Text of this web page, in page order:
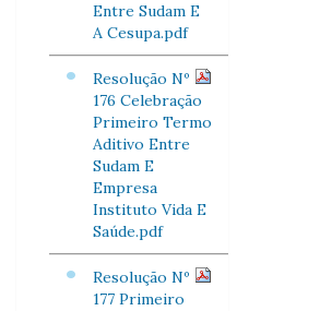
Entre Sudam E
A Cesupa.pdf
Resolução Nº
176 Celebração
Primeiro Termo
Aditivo Entre
Sudam E
Empresa
Instituto Vida E
Saúde.pdf
Resolução Nº
177 Primeiro